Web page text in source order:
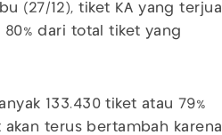
(27/12), tiket KA yang terjual
80% dari total tiket yang
133.430 tiket atau 79%
terus bertambah karena